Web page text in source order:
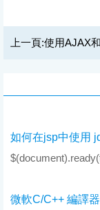
上一頁:使用AJAX和J2EE創建
如何在jsp中使用
微軟C/C++ 編譯